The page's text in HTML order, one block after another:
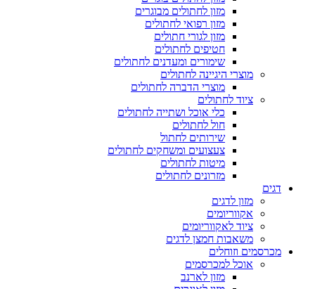
מזון לחתולים מבוגרים
מזון רפואי לחתולים
מזון לגורי חתולים
חטיפים לחתולים
שימורים ומעדנים לחתולים
מוצרי היגיינה לחתולים
מוצרי הדברה לחתולים
ציוד לחתולים
כלי אוכל ושתייה לחתולים
חול לחתולים
שירותים לחתול
צעצועים ומשחקים לחתולים
מיטות לחתולים
מזרונים לחתולים
דגים
מזון לדגים
אקווריומים
ציוד לאקווריומים
משאבות חמצן לדגים
מכרסמים וזוחלים
אוכל למכרסמים
מזון לארנב